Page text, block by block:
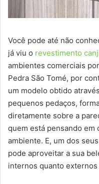
Você pode até não
já viu o revestimento
ambientes comerciais
Pedra São Tomé, por
um modelo obtido
pequenos pedaços,
diretamente sobre a
quem está pensando em
ambiente. E, um dos
pode aproveitar a sua
internos quanto externos